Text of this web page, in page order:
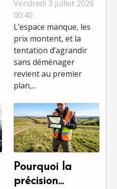
étape révèle
vraiment le
talent ?
Vendredi 3 juillet 2026
00:40
L’espace manque, les
prix montent, et la
tentation d’agrandir
sans déménager
revient au premier
plan,...
Pourquoi la
précision